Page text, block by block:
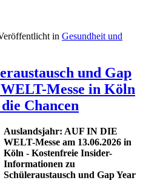
in Gesundheit und
und Gap
Messe in Köln
Chancen
Auslandsjahr: AUF IN DIE
WELT-Messe am 13.06.2026 in
Köln - Kostenfreie Insider-
Informationen zu
Schüleraustausch und Gap Year